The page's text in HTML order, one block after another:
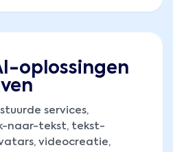
oplossingen
services,
naar-tekst, tekst-
videocreatie,